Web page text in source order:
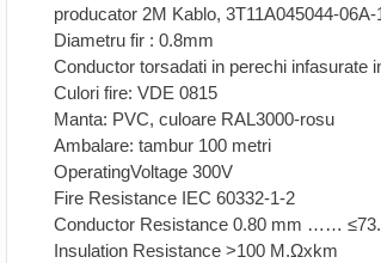
producator 2M Kablo, 3T11A045044-06A-
Diametru fir : 0.8mm
Conductor torsadati in perechi infasurate
Culori fire: VDE 0815
Manta: PVC, culoare RAL3000-rosu
Ambalare: tambur 100 metri
OperatingVoltage 300V
Fire Resistance IEC 60332-1-2
Conductor Resistance 0.80 mm ……
Insulation Resistance >100 M.Ωxkm